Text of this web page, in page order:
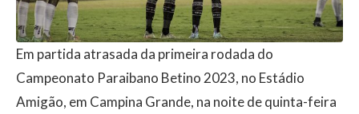
Em partida atrasada da primeira rodada do
Campeonato Paraibano Betino 2023, no Estádio
Amigão, em Campina Grande, na noite de quinta-feira